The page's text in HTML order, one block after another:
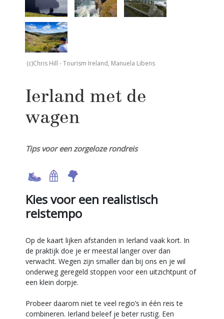
(c)Chris Hill - Tourism Ireland, Manuela Libens
Ierland met de
wagen
Tips voor een zorgeloze rondreis
Kies voor een realistisch
reistempo
Op de kaart lijken afstanden in Ierland vaak kort. In
de praktijk doe je er meestal langer over dan
verwacht. Wegen zijn smaller dan bij ons en je wil
onderweg geregeld stoppen voor een uitzichtpunt of
een klein dorpje.
Probeer daarom niet te veel regio’s in één reis te
combineren. Ierland beleef je beter rustig. Een